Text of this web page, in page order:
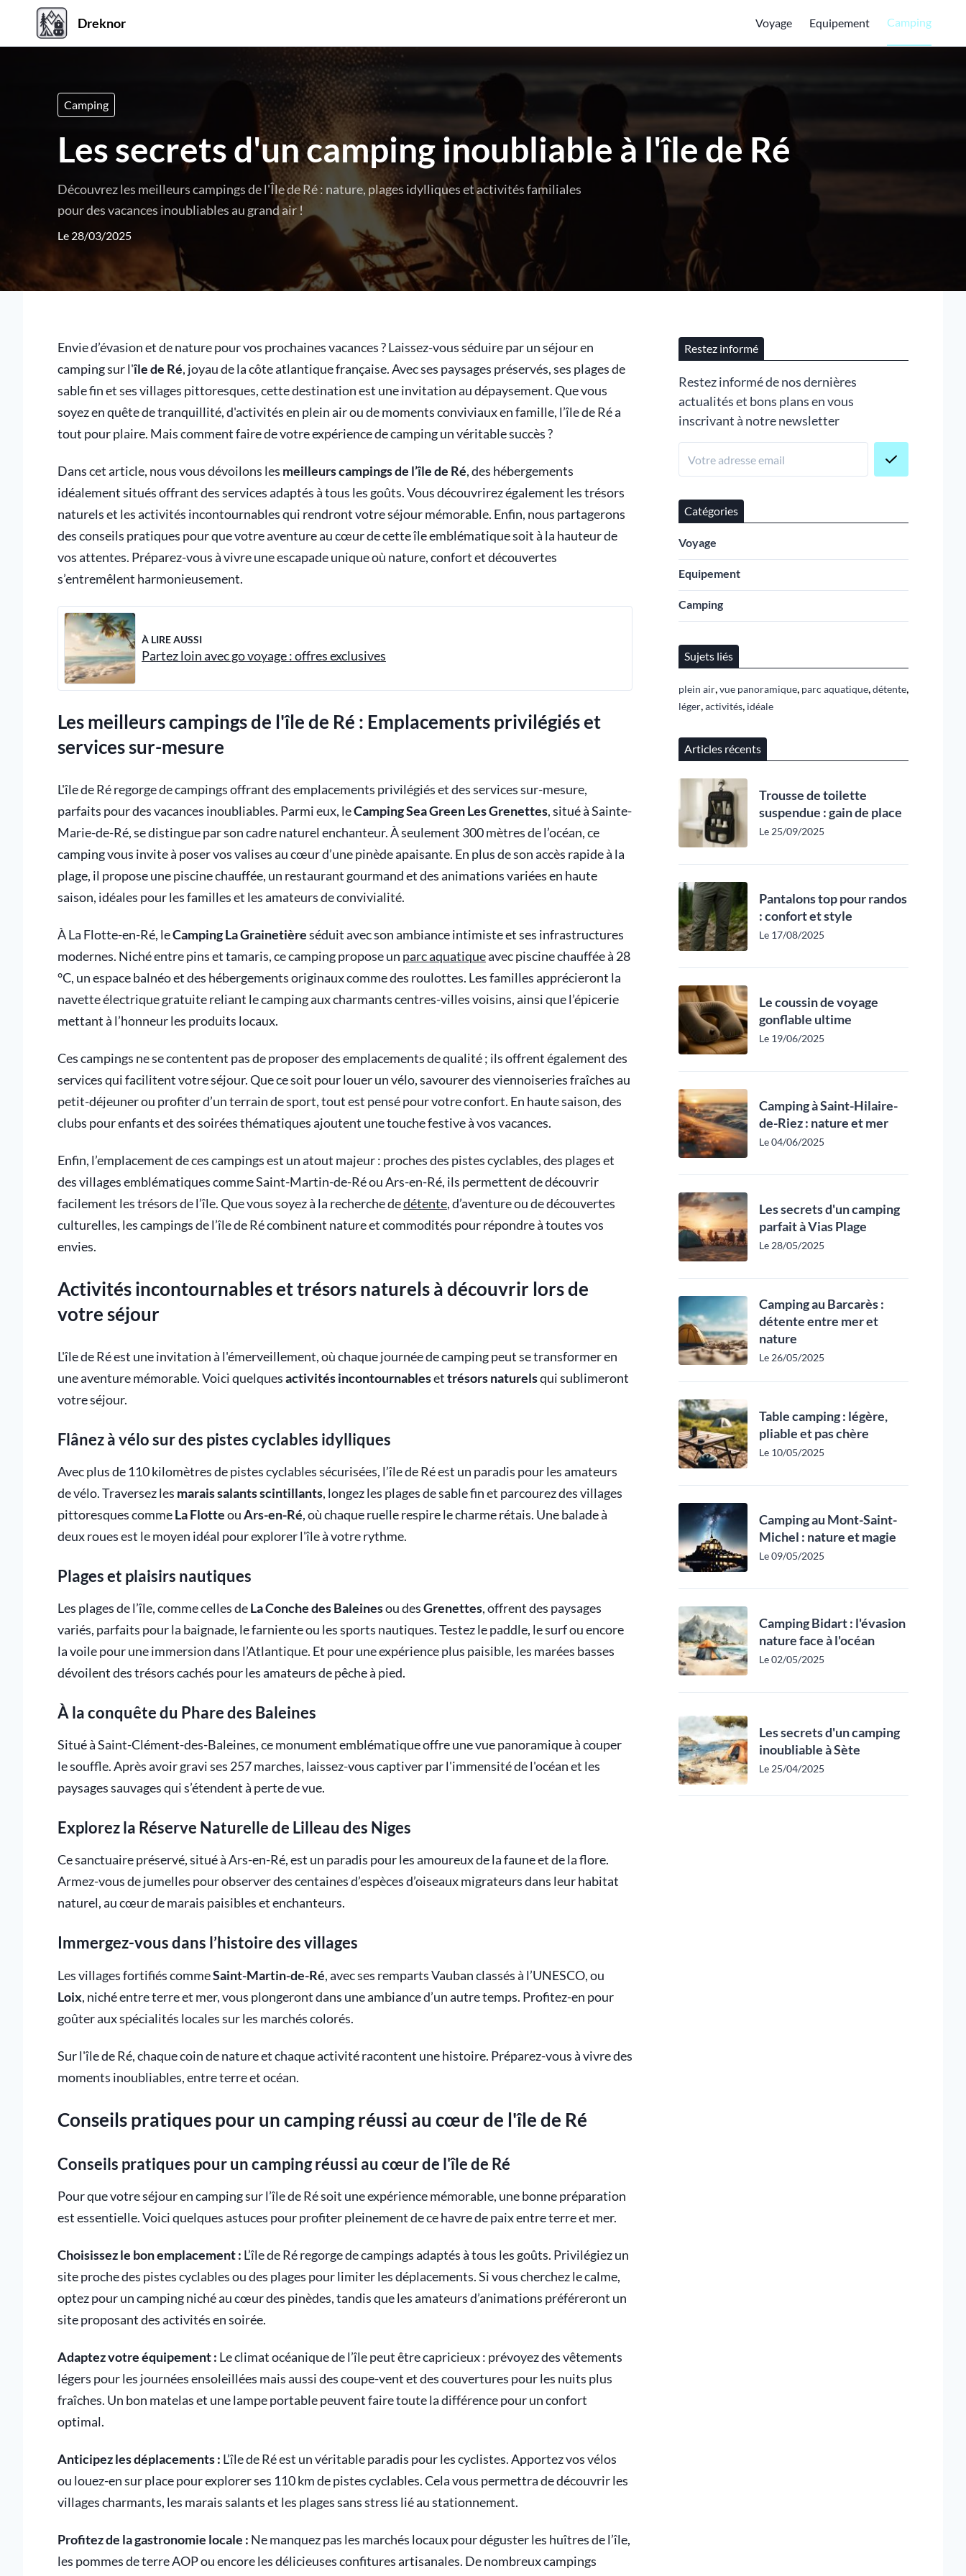
Dreknor Voyage Equipement Camping
Camping
Les secrets d'un camping inoubliable à l'île de Ré
Découvrez les meilleurs campings de l'Île de Ré : nature, plages idylliques et activités familiales
pour des vacances inoubliables au grand air !
Le 28/03/2025
Envie d’évasion et de nature pour vos prochaines vacances ? Laissez-vous séduire par un séjour en
camping sur l'île de Ré, joyau de la côte atlantique française. Avec ses paysages préservés, ses plages de
sable fin et ses villages pittoresques, cette destination est une invitation au dépaysement. Que vous
soyez en quête de tranquillité, d'activités en plein air ou de moments conviviaux en famille, l’île de Ré a
tout pour plaire. Mais comment faire de votre expérience de camping un véritable succès ?
Dans cet article, nous vous dévoilons les meilleurs campings de l’île de Ré, des hébergements
idéalement situés offrant des services adaptés à tous les goûts. Vous découvrirez également les trésors
naturels et les activités incontournables qui rendront votre séjour mémorable. Enfin, nous partagerons
des conseils pratiques pour que votre aventure au cœur de cette île emblématique soit à la hauteur de
vos attentes. Préparez-vous à vivre une escapade unique où nature, confort et découvertes
s’entremêlent harmonieusement.
À LIRE AUSSI
Partez loin avec go voyage : offres exclusives
Les meilleurs campings de l'île de Ré : Emplacements privilégiés et
services sur-mesure
L'île de Ré regorge de campings offrant des emplacements privilégiés et des services sur-mesure,
parfaits pour des vacances inoubliables. Parmi eux, leCamping Sea Green Les Grenettes, situé à Sainte-
Marie-de-Ré, se distingue par son cadre naturel enchanteur. À seulement 300 mètres de l’océan, ce
camping vous invite à poser vos valises au cœur d’une pinède apaisante. En plus de son accès rapide à la
plage, il propose une piscine chauffée, un restaurant gourmand et des animations variées en haute
saison, idéales pour les familles et les amateurs de convivialité.
À La Flotte-en-Ré, leCamping La Grainetièreséduit avec son ambiance intimiste et ses infrastructures
modernes. Niché entre pins et tamaris, ce camping propose un parc aquatiqueavec piscine chauffée à 28
°C, un espace balnéo et des hébergements originaux comme des roulottes. Les familles apprécieront la
navette électrique gratuite reliant le camping aux charmants centres-villes voisins, ainsi que l’épicerie
mettant à l’honneur les produits locaux.
Ces campings ne se contentent pas de proposer des emplacements de qualité ; ils offrent également des
services qui facilitent votre séjour. Que ce soit pour louer un vélo, savourer des viennoiseries fraîches au
petit-déjeuner ou profiter d’un terrain de sport, tout est pensé pour votre confort. En haute saison, des
clubs pour enfants et des soirées thématiques ajoutent une touche festive à vos vacances.
Enfin, l’emplacement de ces campings est un atout majeur : proches des pistes cyclables, des plages et
des villages emblématiques comme Saint-Martin-de-Ré ou Ars-en-Ré, ils permettent de découvrir
facilement les trésors de l’île. Que vous soyez à la recherche dedétente, d’aventure ou de découvertes
culturelles, les campings de l’île de Ré combinent nature et commodités pour répondre à toutes vos
envies.
Activités incontournables et trésors naturels à découvrir lors de
votre séjour
L'île de Ré est une invitation à l'émerveillement, où chaque journée de camping peut se transformer en
une aventure mémorable. Voici quelquesactivités incontournablesettrésors naturelsqui sublimeront
votre séjour.
Flânez à vélo sur des pistes cyclables idylliques
Avec plus de 110 kilomètres de pistes cyclables sécurisées, l’île de Ré est un paradis pour les amateurs
de vélo. Traversez les marais salants scintillants, longez les plages de sable fin et parcourez des villages
pittoresques commeLa FlotteouArs-en-Ré, où chaque ruelle respire le charme rétais. Une balade à
deux roues est le moyen idéal pour explorer l'île à votre rythme.
Plages et plaisirs nautiques
Les plages de l’île, comme celles deLa Conche des Baleinesou desGrenettes, offrent des paysages
variés, parfaits pour la baignade, le farniente ou les sports nautiques. Testez le paddle, le surf ou encore
la voile pour une immersion dans l’Atlantique. Et pour une expérience plus paisible, les marées basses
dévoilent des trésors cachés pour les amateurs de pêche à pied.
À la conquête du Phare des Baleines
Situé à Saint-Clément-des-Baleines, ce monument emblématique offre une vue panoramique à couper
le souffle. Après avoir gravi ses 257 marches, laissez-vous captiver par l'immensité de l'océan et les
paysages sauvages qui s’étendent à perte de vue.
Explorez la Réserve Naturelle de Lilleau des Niges
Ce sanctuaire préservé, situé à Ars-en-Ré, est un paradis pour les amoureux de la faune et de la flore.
Armez-vous de jumelles pour observer des centaines d’espèces d’oiseaux migrateurs dans leur habitat
naturel, au cœur de marais paisibles et enchanteurs.
Immergez-vous dans l’histoire des villages
Les villages fortifiés commeSaint-Martin-de-Ré, avec ses remparts Vauban classés à l’UNESCO, ou
Loix, niché entre terre et mer, vous plongeront dans une ambiance d’un autre temps. Profitez-en pour
goûter aux spécialités locales sur les marchés colorés.
Sur l'île de Ré, chaque coin de nature et chaque activité racontent une histoire. Préparez-vous à vivre des
moments inoubliables, entre terre et océan.
Conseils pratiques pour un camping réussi au cœur de l'île de Ré
Conseils pratiques pour un camping réussi au cœur de l'île de Ré
Pour que votre séjour en camping sur l’île de Ré soit une expérience mémorable, une bonne préparation
est essentielle. Voici quelques astuces pour profiter pleinement de ce havre de paix entre terre et mer.
Choisissez le bon emplacement : L’île de Ré regorge de campings adaptés à tous les goûts. Privilégiez un
site proche des pistes cyclables ou des plages pour limiter les déplacements. Si vous cherchez le calme,
optez pour un camping niché au cœur des pinèdes, tandis que les amateurs d’animations préféreront un
site proposant des activités en soirée.
Adaptez votre équipement : Le climat océanique de l’île peut être capricieux : prévoyez des vêtements
légers pour les journées ensoleillées mais aussi des coupe-vent et des couvertures pour les nuits plus
fraîches. Un bon matelas et une lampe portable peuvent faire toute la différence pour un confort
optimal.
Anticipez les déplacements : L’île de Ré est un véritable paradis pour les cyclistes. Apportez vos vélos
ou louez-en sur place pour explorer ses 110 km de pistes cyclables. Cela vous permettra de découvrir les
villages charmants, les marais salants et les plages sans stress lié au stationnement.
Profitez de la gastronomie locale : Ne manquez pas les marchés locaux pour déguster les huîtres de l’île,
les pommes de terre AOP ou encore les délicieuses confitures artisanales. De nombreux campings
Restez informé
Restez informé de nos dernières
actualités et bons plans en vous
inscrivant à notre newsletter
Catégories
Voyage
Equipement
Camping
Sujets liés
plein air,vue panoramique, parc aquatique,détente,
léger,activités, idéale
Articles récents
Trousse de toilette
suspendue : gain de place
Le 25/09/2025
Pantalons top pour randos
: confort et style
Le 17/08/2025
Le coussin de voyage
gonflable ultime
Le 19/06/2025
Camping à Saint-Hilaire-
de-Riez : nature et mer
Le 04/06/2025
Les secrets d'un camping
parfait à Vias Plage
Le 28/05/2025
Camping au Barcarès :
détente entre mer et
nature
Le 26/05/2025
Table camping : légère,
pliable et pas chère
Le 10/05/2025
Camping au Mont-Saint-
Michel : nature et magie
Le 09/05/2025
Camping Bidart : l'évasion
nature face à l'océan
Le 02/05/2025
Les secrets d'un camping
inoubliable à Sète
Le 25/04/2025